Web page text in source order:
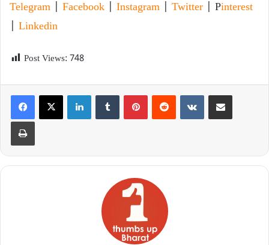
Telegram Facebook Instagram Twitter | Pinterest
Linkedin
Post Views: 748